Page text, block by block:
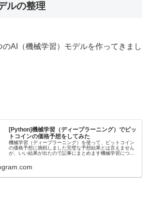
ルの整理
のAI（機械学習）モデルを作ってきまし
[Python]機械学習（ディープラーニング）でビッ
トコインの価格予想をしてみた
機械学習（ディープラーニング）を使って、ビットコイン
の価格予想に挑戦しました完璧な予想結果とは言えません
が、いい結果が出たので記事にまとめます機械学習につい